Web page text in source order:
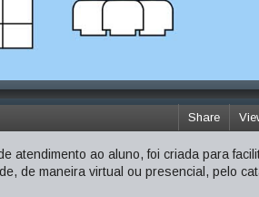
Share
atendimento ao aluno, foi criada para
de maneira virtual ou presencial, pelo